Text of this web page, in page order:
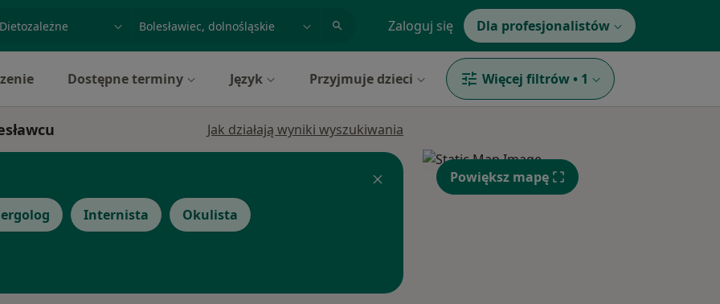
miasto lub dzielnica Zaloguj się Dla profesjonalistów
Dostępne terminy Język Przyjmuje dzieci Więcej filtrów • 1
Jak działają wyniki wyszukiwania
Internista Okulista
Powiększ mapę